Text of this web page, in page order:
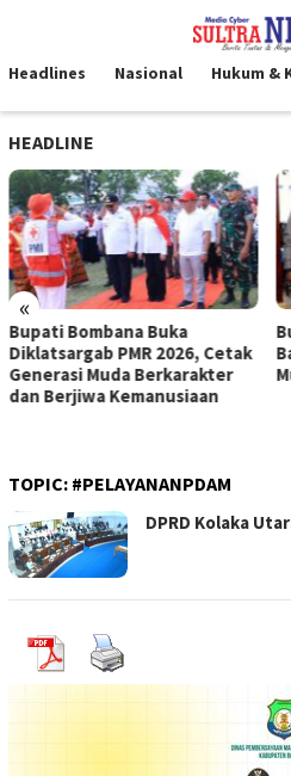
kontenMobile
Headlines Nasional Hukum &
HEADLINE
«
Bupati Bombana Buka
Diklatsargab PMR 2026, Cetak
Generasi Muda Berkarakter
dan Berjiwa Kemanusiaan
TOPIC: #PELAYANANPDAM
DPRD Kolaka